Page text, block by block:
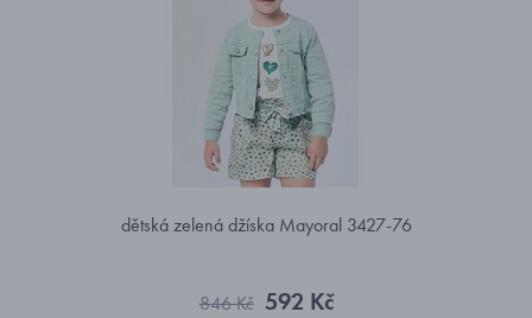
dětská zelená džíska Mayoral 3427-76
846 Kč 592 Kč